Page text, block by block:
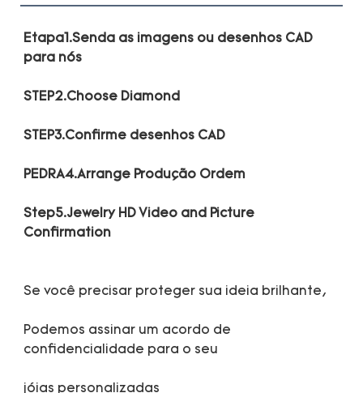
Etapa1.Senda as imagens ou desenhos CAD
Step5.Jewelry HD Video and Picture
Podemos assinar um acordo de